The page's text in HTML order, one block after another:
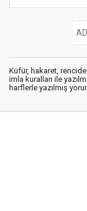
Küfür, hakaret,
imla kuralları ile
harflerle yazılmış